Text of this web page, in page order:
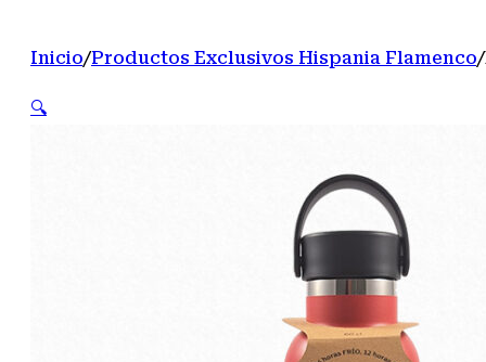
Inicio/Productos Exclusivos Hispania Flamenco/
🔍